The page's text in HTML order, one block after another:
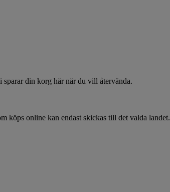
din korg här när du vill återvända.
köps online kan endast skickas till det valda landet.